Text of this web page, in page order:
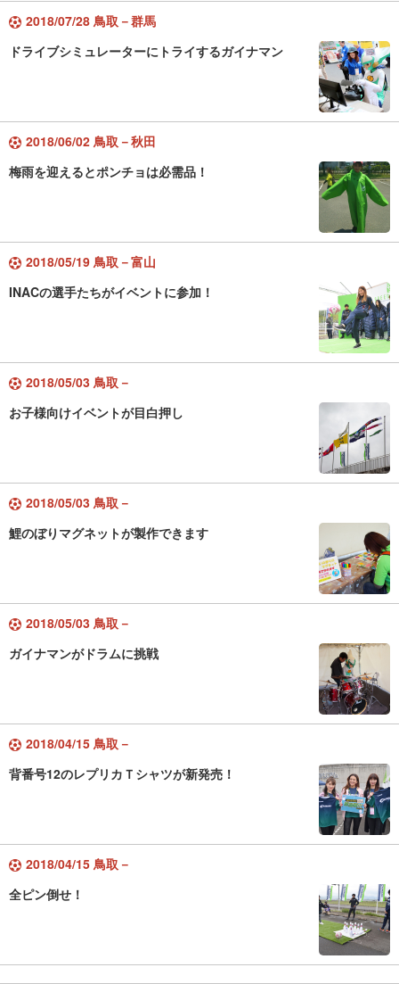
2018/07/28 鳥取－群馬
ドライブシミュレーターにトライするガイナマン
2018/06/02 鳥取－秋田
梅雨を迎えるとポンチョは必需品！
2018/05/19 鳥取－富山
INACの選手たちがイベントに参加！
2018/05/03 鳥取－
お子様向けイベントが目白押し
2018/05/03 鳥取－
鯉のぼりマグネットが製作できます
2018/05/03 鳥取－
ガイナマンがドラムに挑戦
2018/04/15 鳥取－
背番号12のレプリカＴシャツが新発売！
2018/04/15 鳥取－
全ピン倒せ！